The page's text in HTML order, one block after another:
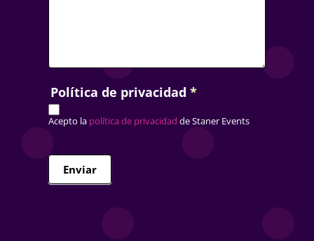
Política de privacidad *
Acepto lapolítica de privacidad de Staner Events
Enviar